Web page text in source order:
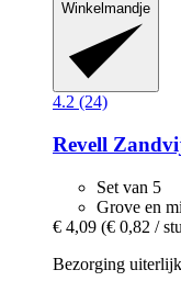
Winkelmandje
4.2 (24)
Revell
Set van 5
Grove en
€ 4,09 (€ 0,82 /
Bezorging